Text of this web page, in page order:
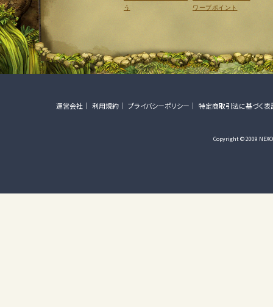
う
ワープポイント
運営会社 利用規約 プライバシーポリシー 特定商取引法に基づく表
Copyright © 2009